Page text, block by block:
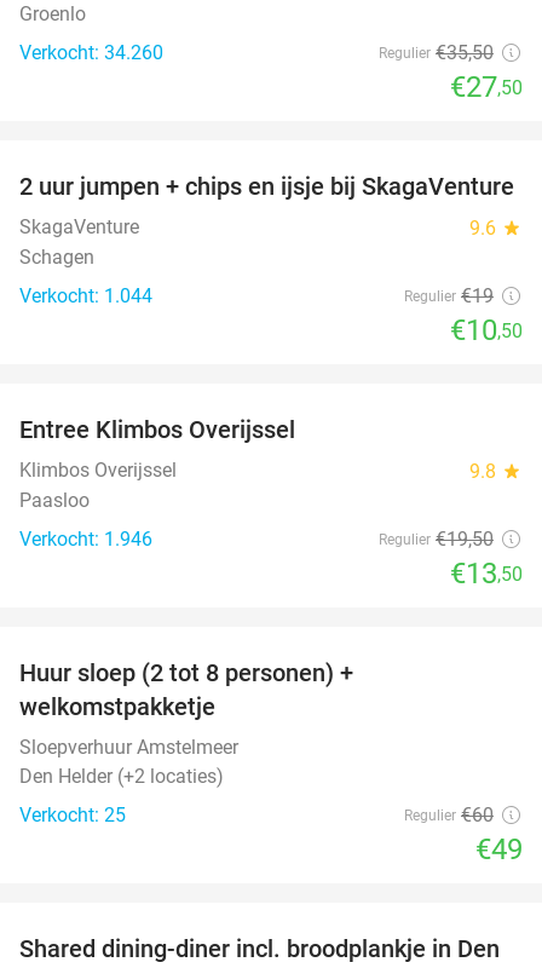
Groenlo
Verkocht: 34.260
Regulier €35,50
€27,50
45%
2 uur jumpen + chips en ijsje bij SkagaVenture
SkagaVenture 9.6 star
Schagen
Verkocht: 1.044
Regulier €19
€10,50
Entree Klimbos Overijssel
Klimbos Overijssel 9.8 star
Paasloo
Verkocht: 1.946
Regulier €19,50
€13,50
Huur sloep (2 tot 8 personen) +
welkomstpakketje
Sloepverhuur Amstelmeer
Den Helder (+2 locaties)
Verkocht: 25
Regulier €60
€49
Shared dining-diner incl. broodplankje in Den